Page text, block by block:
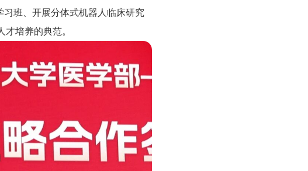
班、开展分体式机器人临床研究
培养的典范。